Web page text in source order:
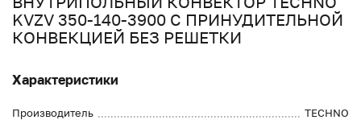
KVZV 350-140-3900 С ПРИНУДИТЕЛЬНОЙ
КОНВЕКЦИЕЙ БЕЗ РЕШЕТКИ
Характеристики
Производитель
TECHNO